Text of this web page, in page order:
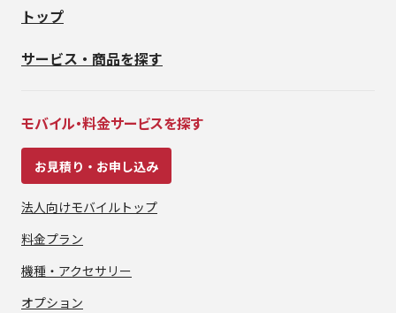
トップ
サービス・商品を探す
モバイル・料金サービスを探す
お見積り・お申し込み
法人向けモバイルトップ
料金プラン
機種・アクセサリー
オプション